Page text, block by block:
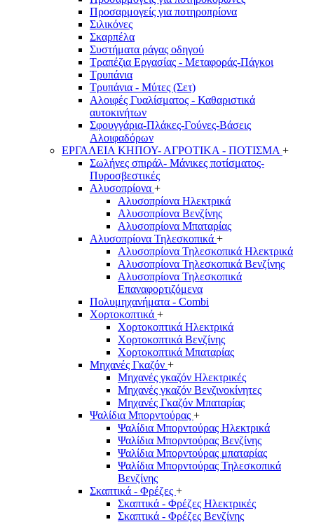
Προσαρμογείς για ποτηροπρίονα
Σιλικόνες
Σκαρπέλα
Συστήματα ράγας οδηγού
Τραπέζια Εργασίας - Μεταφοράς-Πάγκοι
Τρυπάνια
Τρυπάνια - Μύτες (Σετ)
Αλοιφές Γυαλίσματος - Καθαριστικά
αυτοκινήτων
Σφουγγάρια-Πλάκες-Γούνες-Βάσεις
Αλοιφαδόρων
ΕΡΓΑΛΕΙΑ ΚΗΠΟΥ- ΑΓΡΟΤΙΚΑ - ΠΟΤΙΣΜΑ +
Σωλήνες σπιράλ- Μάνικες ποτίσματος-
Πυροσβεστικές
Αλυσοπρίονα +
Αλυσοπρίονα Ηλεκτρικά
Αλυσοπρίονα Βενζίνης
Αλυσοπρίονα Μπαταρίας
Αλυσοπρίονα Τηλεσκοπικά +
Αλυσοπρίονα Τηλεσκοπικά Ηλεκτρικά
Αλυσοπρίονα Τηλεσκοπικά Βενζίνης
Αλυσοπρίονα Τηλεσκοπικά
Επαναφορτιζόμενα
Πολυμηχανήματα - Combi
Χορτοκοπτικά +
Χορτοκοπτικά Ηλεκτρικά
Χορτοκοπτικά Βενζίνης
Χορτοκοπτικά Μπαταρίας
Μηχανές Γκαζόν +
Μηχανές γκαζόν Ηλεκτρικές
Μηχανές γκαζόν Βενζινοκίνητες
Μηχανές Γκαζόν Μπαταρίας
Ψαλίδια Μπορντούρας +
Ψαλίδια Μπορντούρας Hλεκτρικά
Ψαλίδια Μπορντούρας Βενζίνης
Ψαλίδια Μπορντούρας μπαταρίας
Ψαλίδια Μπορντούρας Τηλεσκοπικά
Βενζίνης
Σκαπτικά - Φρέζες +
Σκαπτικά - Φρέζες Ηλεκτρικές
Σκαπτικά - Φρέζες Βενζίνης